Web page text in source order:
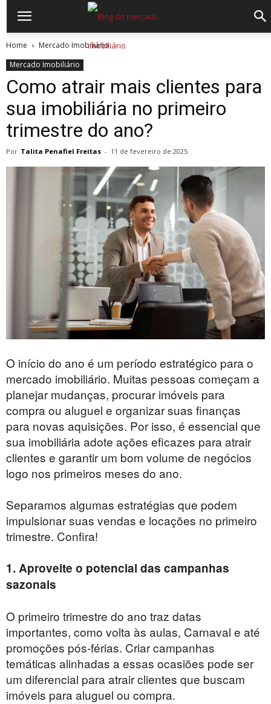
Home
Mercado Imobiliário
Mercado Imobiliário
Como atrair mais clientes para
sua imobiliária no primeiro
trimestre do ano?
Por Talita Penafiel Freitas - 11 de fevereiro de 2025
O início do ano é um período estratégico para o
mercado imobiliário. Muitas pessoas começam a
planejar mudanças, procurar imóveis para
compra ou aluguel e organizar suas finanças
para novas aquisições. Por isso, é essencial que
sua imobiliária adote ações eficazes para atrair
clientes e garantir um bom volume de negócios
logo nos primeiros meses do ano.
Separamos algumas estratégias que podem
impulsionar suas vendas e locações no primeiro
trimestre. Confira!
1. Aproveite o potencial das campanhas
sazonais
O primeiro trimestre do ano traz datas
importantes, como volta às aulas, Carnaval e até
promoções pós-férias. Criar campanhas
temáticas alinhadas a essas ocasiões pode ser
um diferencial para atrair clientes que buscam
imóveis para aluguel ou compra.